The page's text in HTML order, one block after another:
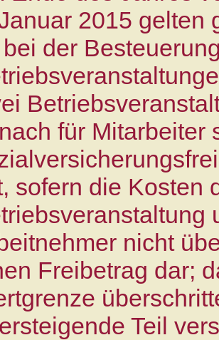
2015 gelten
der
für Mitarbeiter
sofern die Kosten
nicht
Freibetrag dar;
Teil